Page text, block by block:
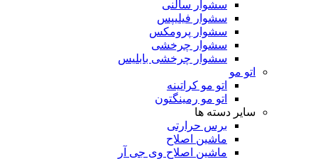
سشوار سالنی
سشوار فیلیپس
سشوار پرومکس
سشوار چرخشی
سشوار چرخشی بابلیس
اتو مو
اتو مو کراتینه
اتو مو رمینگتون
سایر دسته ها
برس حرارتی
ماشین اصلاح
ماشین اصلاح وی جی آر